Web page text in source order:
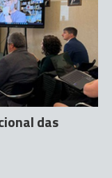
das